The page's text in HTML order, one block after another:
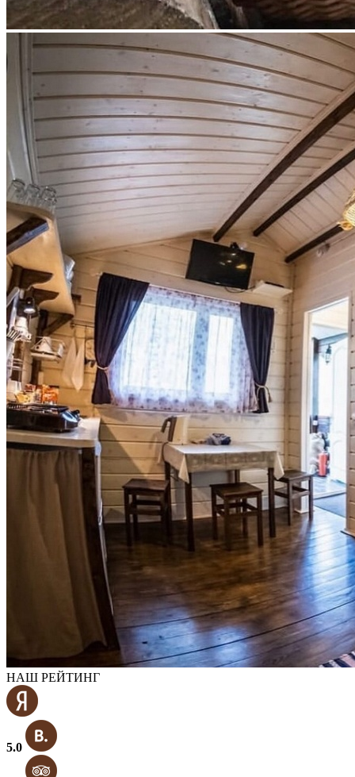
НАШ РЕЙТИНГ
5.0